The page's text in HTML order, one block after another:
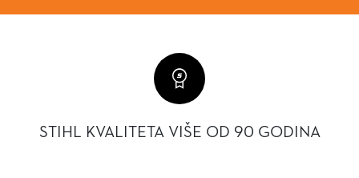
STIHL KVALITETA VIŠE OD 90 GODINA